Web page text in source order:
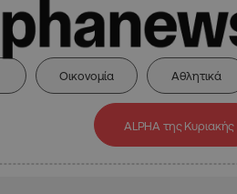
Οικονομία Αθλητικά
ALPHA της Κυριακής